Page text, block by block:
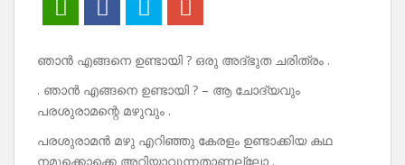
ഞാൻ എങ്ങനെ ഉണ്ടായി ? ഒരു അദ്‌ഭുത ചരിത്രം .
. ഞാൻ എങ്ങനെ ഉണ്ടായി ? – ആ ചോദ്യവും
പരശുരാമന്റെ മഴുവും .
പരശുരാമൻ മഴു എറിഞ്ഞു കേരളം ഉണ്ടാക്കിയ കഥ
നമുക്കൊക്കെ അറിയാവുന്നതാണല്ലോ .